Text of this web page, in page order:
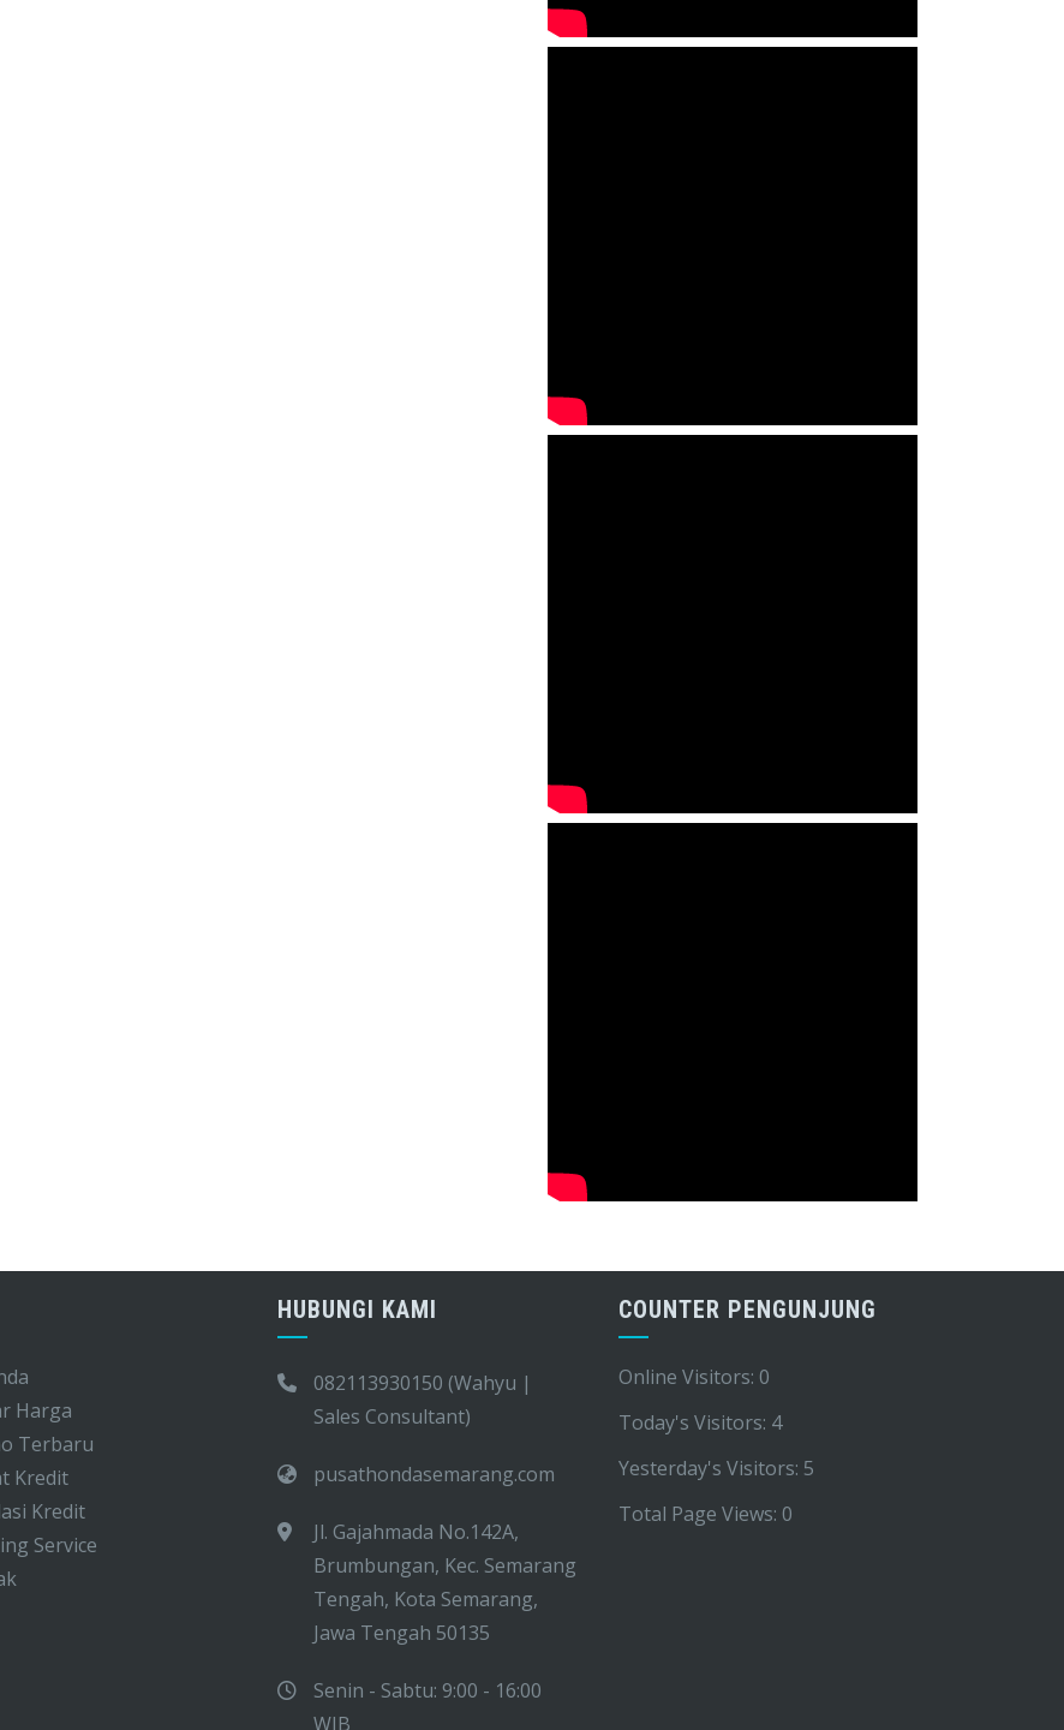
Harga
Terbaru
Kredit
Kredit
Service
HUBUNGI KAMI
082113930150 (Wahyu |
Sales Consultant)
pusathondasemarang.com
Jl. Gajahmada No.142A,
Brumbungan, Kec. Semarang
Tengah, Kota Semarang,
Jawa Tengah 50135
Senin - Sabtu: 9:00 - 16:00
WIB
COUNTER PENGUNJUNG
Online Visitors: 0
Today's Visitors: 4
Yesterday's Visitors: 5
Total Page Views: 0